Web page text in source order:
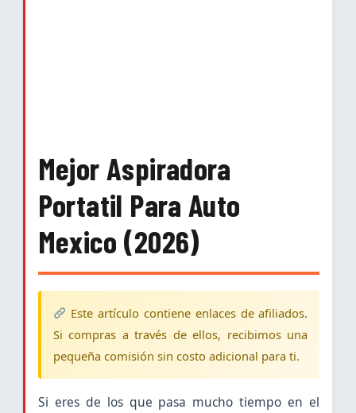
Mejor Aspiradora
Portatil Para Auto
Mexico (2026)
Este artículo contiene enlaces de afiliados.
Si compras a través de ellos, recibimos una
pequeña comisión sin costo adicional para ti.
Si eres de los que pasa mucho tiempo en el